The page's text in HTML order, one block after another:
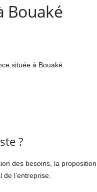
Bouaké
située à Bouaké.
?
des besoins, la proposition
l’entreprise.